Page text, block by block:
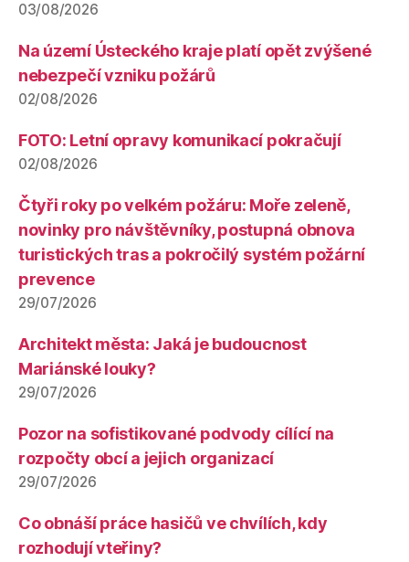
03/08/2026
Na území Ústeckého kraje platí opět zvýšené
nebezpečí vzniku požárů
02/08/2026
FOTO: Letní opravy komunikací pokračují
02/08/2026
Čtyři roky po velkém požáru: Moře zeleně,
novinky pro návštěvníky, postupná obnova
turistických tras a pokročilý systém požární
prevence
29/07/2026
Architekt města: Jaká je budoucnost
Mariánské louky?
29/07/2026
Pozor na sofistikované podvody cílící na
rozpočty obcí a jejich organizací
29/07/2026
Co obnáší práce hasičů ve chvílích, kdy
rozhodují vteřiny?